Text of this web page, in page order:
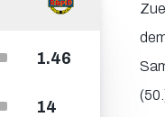
1.46
14